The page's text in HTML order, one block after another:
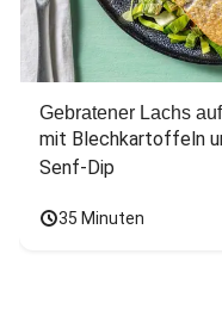
Gebratener Lachs
mit Blechkartoffeln
Senf-Dip
35 Minuten